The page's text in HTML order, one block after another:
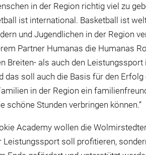
in der Region richtig viel zu
ist international. Basketball ist
und Jugendlichen in der Region
Partner Humanas die Humanas
Breiten- als auch den
das soll auch die Basis für den
in der Region ein
schöne Stunden verbringen können.“
Academy wollen die
Leistungssport soll profitieren,